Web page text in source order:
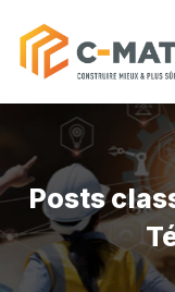
Posts